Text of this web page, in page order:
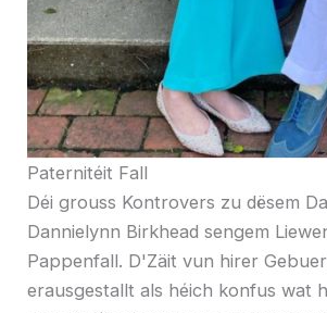
Paternitéit Fall
Déi grouss Kontrovers zu dësem
Dannielynn Birkhead sengem
Pappenfall. D'Zäit vun hirer
erausgestallt als héich konfus wat